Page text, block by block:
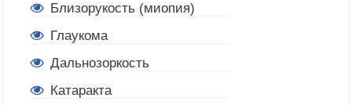
Близорукость (миопия)
Глаукома
Дальнозоркость
Катаракта